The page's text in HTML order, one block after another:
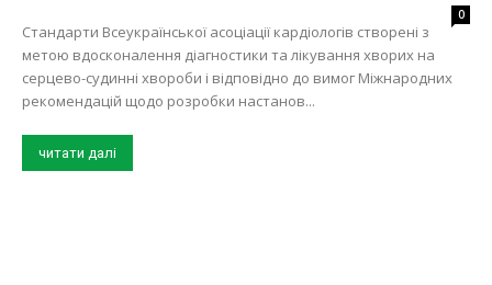
0
Стандарти Всеукраїнської асоціації кардіологів створені з
метою вдосконалення діагностики та лікування хворих на
серцево-судинні хвороби і відповідно до вимог Міжнародних
рекомендацій щодо розробки настанов...
читати далі